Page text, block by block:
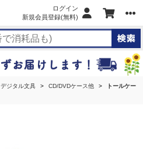
ログイン
新規会員登録(無料)
デジタル文具 CD/DVDケース他
トールケー